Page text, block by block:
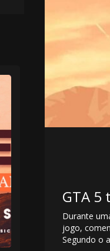
GTA 5
Durante
jogo,
Segundo o